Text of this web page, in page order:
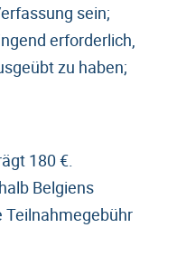
sein;
erforderlich,
zu haben;
180 €.
Belgiens